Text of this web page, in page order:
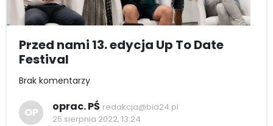
Przed nami 13. edycja Up To Date
Festival
Brak komentarzy
OP oprac. PŚ redakcja@bia24.pl
25 sierpnia 2022, 13:24